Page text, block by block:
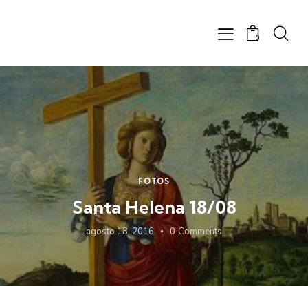
0
FOTOS
Santa Helena 18/08
agosto 18, 2016 0 Comments